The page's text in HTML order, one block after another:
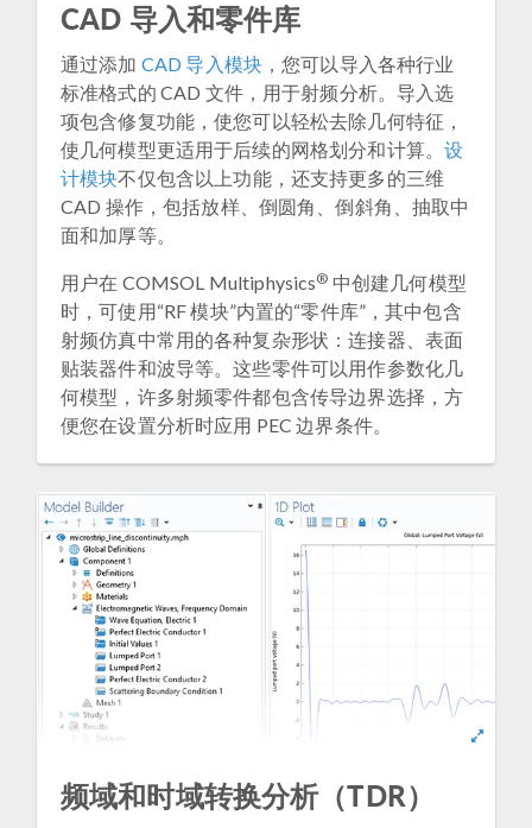
CAD 导入和零件库
通过添加 CAD 导入模块，您可以导入各种行业
标准格式的 CAD 文件，用于射频分析。导入选
项包含修复功能，使您可以轻松去除几何特征，
使几何模型更适用于后续的网格划分和计算。 设
计模块不仅包含以上功能，还支持更多的三维
CAD 操作，包括放样、倒圆角、倒斜角、抽取中
面和加厚等。
用户在 COMSOL Multiphysics® 中创建几何模型
时，可使用“RF 模块”内置的“零件库”，其中包含
射频仿真中常用的各种复杂形状：连接器、表面
贴装器件和波导等。这些零件可以用作参数化几
何模型，许多射频零件都包含传导边界选择，方
便您在设置分析时应用 PEC 边界条件。
频域和时域转换分析（TDR）